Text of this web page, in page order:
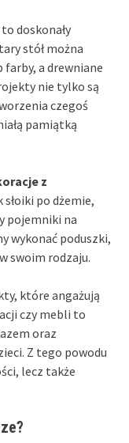
to doskonały
stół można
a drewniane
nie tylko są
czegoś
pamiątką
z
słoiki po dżemie,
pojemniki na
wykonać poduszki,
swoim rodzaju.
które angażują
czy mebli to
oraz
Z tego powodu
lecz także